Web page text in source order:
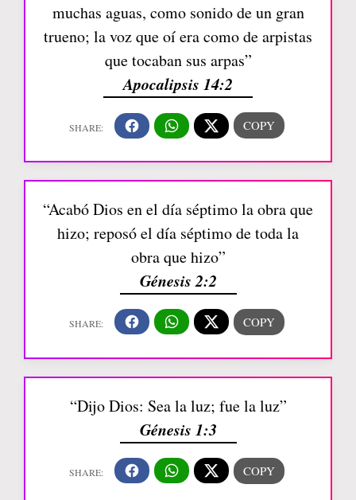
muchas aguas, como sonido de un gran
trueno; la voz que oí era como de arpistas
que tocaban sus arpas”
Apocalipsis 14:2
“Acabó Dios en el día séptimo la obra que
hizo; reposó el día séptimo de toda la
obra que hizo”
Génesis 2:2
“Dijo Dios: Sea la luz; fue la luz”
Génesis 1:3